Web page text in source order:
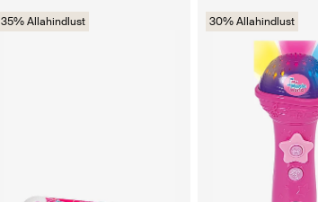
35% Allahindlust 30% Allahindlust